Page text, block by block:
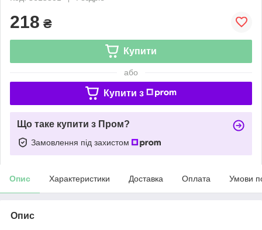
218 ₴
Купити
або
Купити з
Що таке купити з Пром?
Замовлення під захистом
Опис Характеристики Доставка Оплата Умови
Опис